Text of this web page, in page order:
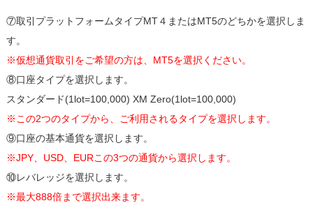
⑦取引プラットフォームタイプMT４またはMT5のどちかを選択しま
す。
※仮想通貨取引をご希望の方は、MT5を選択ください。
⑧口座タイプを選択します。
スタンダード(1lot=100,000) XM Zero(1lot=100,000)
※この2つのタイプから、ご利用されるタイプを選択します。
⑨口座の基本通貨を選択します。
※JPY、USD、EURこの3つの通貨から選択します。
⑩レバレッジを選択します。
※最大888倍まで選択出来ます。